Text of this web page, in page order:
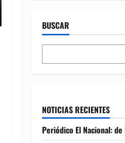
BUSCAR
NOTICIAS RECIENTES
Periódico El Nacional: